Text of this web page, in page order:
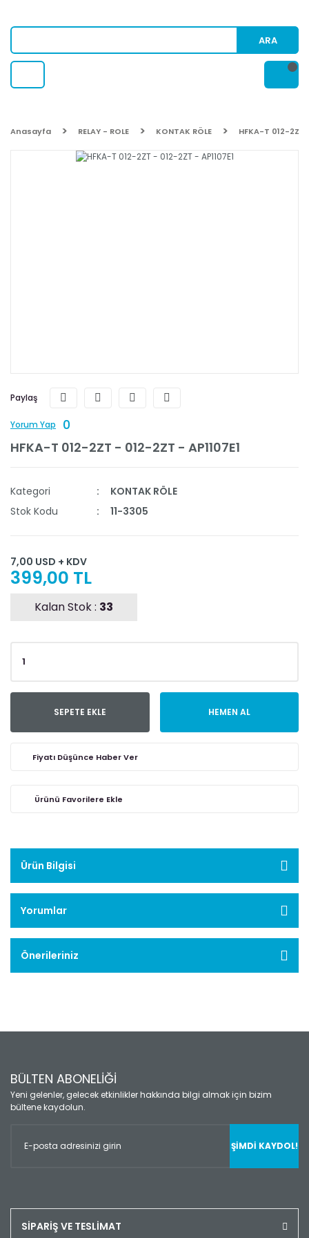
ARA
Anasayfa RELAY - ROLE KONTAK RÖLE HFKA-T 012-2ZT
Paylaş
Yorum Yap
0
HFKA-T 012-2ZT - 012-2ZT - AP1107E1
Kategori
KONTAK RÖLE
Stok Kodu
11-3305
7,00 USD + KDV
399,00 TL
Kalan Stok : 33
SEPETE EKLE HEMEN AL
Fiyatı Düşünce Haber Ver
Ürün Bilgisi
Yorumlar
Önerileriniz
BÜLTEN ABONELİĞİ
Yeni gelenler, gelecek etkinlikler hakkında bilgi almak için bizim
bültene kaydolun.
ŞİMDİ KAYDOL!
SİPARİŞ VE TESLİMAT